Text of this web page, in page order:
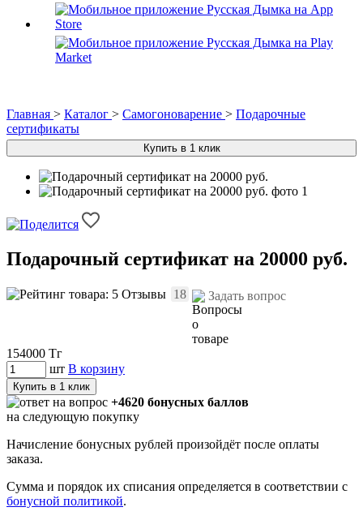
Главная > Каталог > Самогоноварение > Подарочные
сертификаты
Купить в 1 клик
Подарочный сертификат на 20000 руб.
Отзывы 18 Задать вопрос
154000 Тг
шт В корзину
Купить в 1 клик
+4620 бонусных баллов
на следующую покупку
Начисление бонусных рублей произойдёт после оплаты
заказа.
Сумма и порядок их списания определяется в соответствии с
бонусной политикой.